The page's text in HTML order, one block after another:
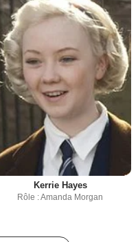
Kerrie Hayes
Rôle : Amanda Morgan